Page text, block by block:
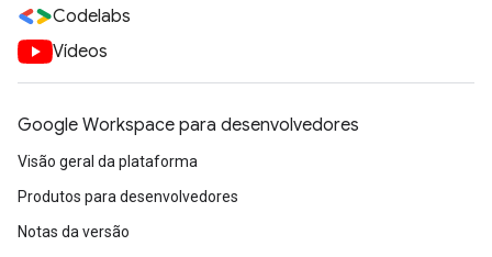
Codelabs
Vídeos
Google Workspace para desenvolvedores
Visão geral da plataforma
Produtos para desenvolvedores
Notas da versão